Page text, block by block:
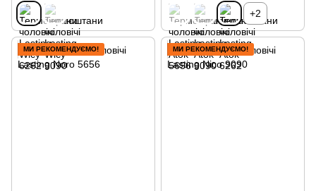
+2
МИ РЕКОМЕНДУЄМО! МИ РЕКОМЕНДУЄМО!